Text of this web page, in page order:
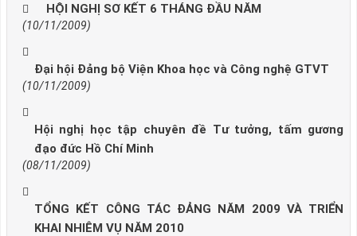
HỘI NGHỊ SƠ KẾT 6 THÁNG ĐẦU NĂM
(10/11/2009)
Đại hội Đảng bộ Viện Khoa học và Công nghệ GTVT
(10/11/2009)
Hội nghị học tập chuyên đề Tư tưởng, tấm gương
đạo đức Hồ Chí Minh
(08/11/2009)
TỔNG KẾT CÔNG TÁC ĐẢNG NĂM 2009 VÀ TRIỂN
KHAI NHIÊM VỤ NĂM 2010